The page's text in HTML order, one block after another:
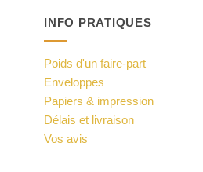
INFO PRATIQUES
Poids d'un faire-part
Enveloppes
Papiers & impression
Délais et livraison
Vos avis